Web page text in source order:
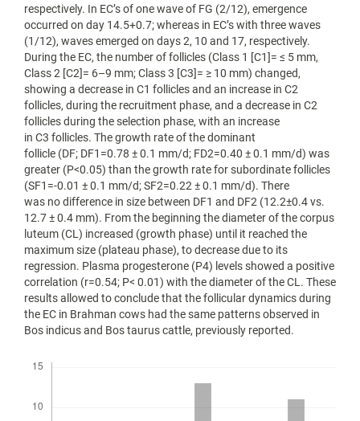
respectively. In EC’s of one wave of FG (2/12), emergence
occurred on day 14.5+0.7; whereas in EC’s with three waves
(1/12), waves emerged on days 2, 10 and 17, respectively.
During the EC, the number of follicles (Class 1 [C1]= ≤ 5 mm,
Class 2 [C2]= 6–9 mm; Class 3 [C3]= ≥ 10 mm) changed,
showing a decrease in C1 follicles and an increase in C2
follicles, during the recruitment phase, and a decrease in C2
follicles during the selection phase, with an increase
in C3 follicles. The growth rate of the dominant
follicle (DF; DF1=0.78 ± 0.1 mm/d; FD2=0.40 ± 0.1 mm/d) was
greater (P<0.05) than the growth rate for subordinate follicles
(SF1=-0.01 ± 0.1 mm/d; SF2=0.22 ± 0.1 mm/d). There
was no difference in size between DF1 and DF2 (12.2±0.4 vs.
12.7 ± 0.4 mm). From the beginning the diameter of the corpus
luteum (CL) increased (growth phase) until it reached the
maximum size (plateau phase), to decrease due to its
regression. Plasma progesterone (P4) levels showed a positive
correlation (r=0.54; P< 0.01) with the diameter of the CL. These
results allowed to conclude that the follicular dynamics during
the EC in Brahman cows had the same patterns observed in
Bos indicus and Bos taurus cattle, previously reported.